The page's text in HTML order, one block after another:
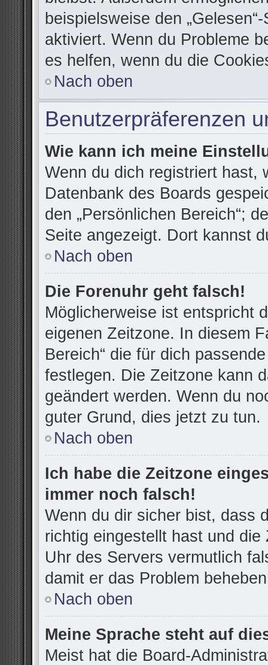
beispielsweise den
aktiviert. Wenn du Probleme
es helfen, wenn du die
Nach oben
Benutzerpräferenzen
Wie kann ich meine
Wenn du dich registriert hast,
Datenbank des Boards
den „Persönlichen Bereich“;
Seite angezeigt. Dort kannst
Nach oben
Die Forenuhr geht falsch!
Möglicherweise ist entspricht
eigenen Zeitzone. In diesem
Bereich“ die für dich
festlegen. Die Zeitzone kann
geändert werden. Wenn du
guter Grund, dies jetzt zu tun.
Nach oben
Ich habe die Zeitzone
immer noch falsch!
Wenn du dir sicher bist, dass
richtig eingestellt hast und
Uhr des Servers vermutlich
damit er das Problem
Nach oben
Meine Sprache steht auf
Meist hat die Board-